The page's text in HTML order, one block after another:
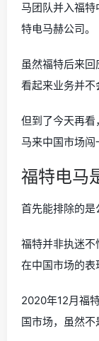
马团队并入福
特电马赫公司。
虽然福特后来回
看起来业务并不
但到了今天再
马来中国市场闯
福特电马
首先能排除的是
福特并非执迷
在中国市场的表
2020年12月福
国市场，虽然不